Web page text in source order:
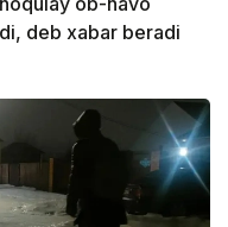
deb xabar beradi